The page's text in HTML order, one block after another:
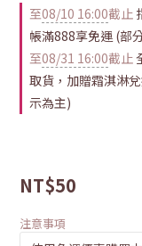
至08/10 16:00截止
帳滿888享免運 (部
至08/31 16:00截止
取貨，加贈霜淇淋
示為主)
NT$50
注意事項